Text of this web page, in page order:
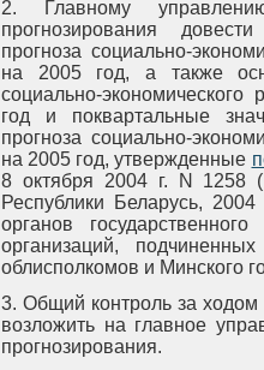
2. Главному
прогнозирования
прогноза социально-
на 2005 год, а также
социально-
год и поквартальные
прогноза социально-
на 2005 год, утвержденные
8 октября 2004 г. N 1258
Республики Беларусь,
органов
организаций,
облисполкомов и Минского
3. Общий контроль за
возложить на главное
прогнозирования.